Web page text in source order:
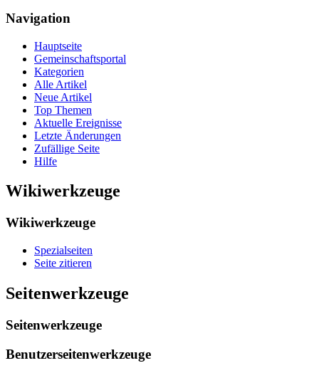
Navigation
Hauptseite
Gemeinschaftsportal
Kategorien
Alle Artikel
Neue Artikel
Top Themen
Aktuelle Ereignisse
Letzte Änderungen
Zufällige Seite
Hilfe
Wikiwerkzeuge
Wikiwerkzeuge
Spezialseiten
Seite zitieren
Seitenwerkzeuge
Seitenwerkzeuge
Benutzerseitenwerkzeuge